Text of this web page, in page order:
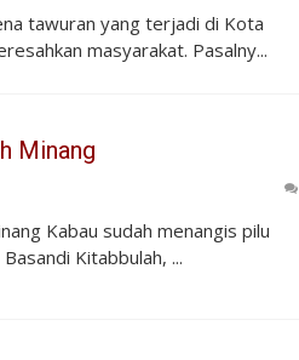
tawuran yang terjadi di Kota
masyarakat. Pasalny...
Minang
Kabau sudah menangis pilu
Kitabbulah, ...